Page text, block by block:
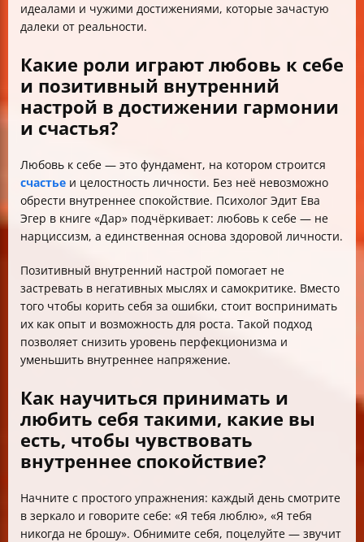
идеалами и чужими достижениями, которые зачастую
далеки от реальности.
Какие роли играют любовь к себе
и позитивный внутренний
настрой в достижении гармонии
и счастья?
Любовь к себе — это фундамент, на котором строится
счастье и целостность личности. Без неё невозможно
обрести внутреннее спокойствие. Психолог Эдит Ева
Эгер в книге «Дар» подчёркивает: любовь к себе — не
нарциссизм, а единственная основа здоровой личности.
Позитивный внутренний настрой помогает не
застревать в негативных мыслях и самокритике. Вместо
того чтобы корить себя за ошибки, стоит воспринимать
их как опыт и возможность для роста. Такой подход
позволяет снизить уровень перфекционизма и
уменьшить внутреннее напряжение.
Как научиться принимать и
любить себя такими, какие вы
есть, чтобы чувствовать
внутреннее спокойствие?
Начните с простого упражнения: каждый день смотрите
в зеркало и говорите себе: «Я тебя люблю», «Я тебя
никогда не брошу». Обнимите себя, поцелуйте — звучит